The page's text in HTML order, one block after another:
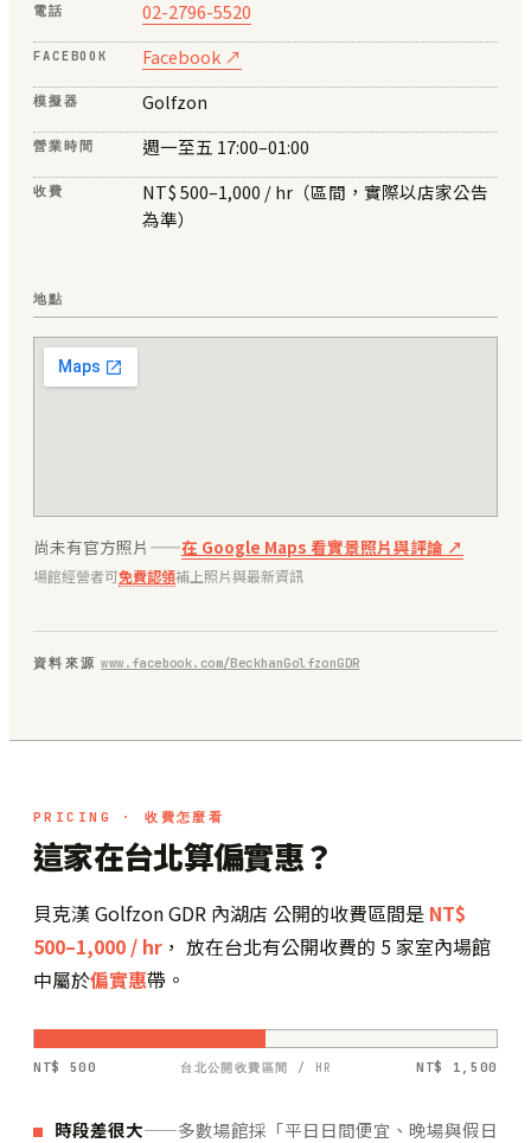
電話 02-2796-5520
FACEBOOK Facebook ↗
模擬器 Golfzon
營業時間 週一至五 17:00–01:00
收費
NT$ 500–1,000 / hr（區間，實際以店家公告
為準）
地點
尚未有官方照片——在 Google Maps 看實景照片與評論 ↗
場館經營者可免費認領補上照片與最新資訊
資料來源 www.facebook.com/BeckhanGolfzonGDR
PRICING · 收費怎麼看
這家在台北算偏實惠？
貝克漢 Golfzon GDR 內湖店 公開的收費區間是 NT$
500–1,000 / hr ， 放在台北有公開收費的 5 家室內場館
中屬於偏實惠帶。
NT$ 500 台北公開收費區間 / HR NT$ 1,500
時段差很大——多數場館採「平日日間便宜、晚場與假日